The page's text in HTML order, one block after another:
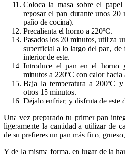
Coloca la masa sobre el
reposar el pan durante unos
paño de cocina).
Precalienta el horno a 220ºC.
Pasados los 20 minutos, utiliza
superficial a lo largo del pan, de
interior de este.
Introduce el pan en el horno
minutos a 220ºC con calor hacia
Baja la temperatura a 200ºC
otros 15 minutos.
Déjalo enfriar, y disfruta de este
Una vez preparado tu primer pan
ligeramente la cantidad a utilizar de
de su prefieres un pan más fino,
Y de la misma forma, en lugar de la